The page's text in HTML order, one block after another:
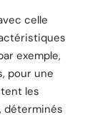
celle
exemple,
pour une
les
déterminés